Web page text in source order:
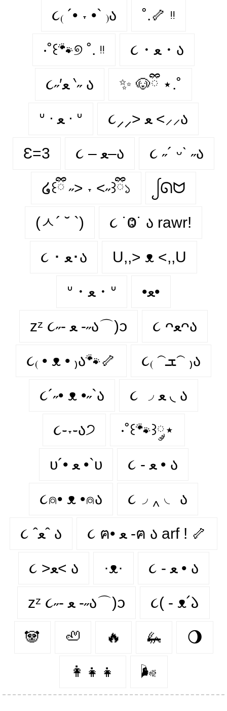
૮₍ ´• ˕ •` ₎ა ˚.🦴 ᵎᵎ
‧˚꒰🐾୭ ˚. ᵎᵎ ૮・ﻌ・ა
૮˶′ﻌ ‵˶ ა ✨ 🐶ྀི ⋆.˚
ᐡ ᐧ ﻌ ᐧ ᐡ ૮⸝⸝> ﻌ <⸝⸝ა
Ɛ=3 ૮ – ﻌ–ა ૮ ˶´ ᵕˋ ˶ა
໒꒰ྀི ˶> ˕ <˶꒱ྀི১ ᩭᘏᗢ
(ㅅ´ ˘ `) ૮ ˙Ⱉ˙ ა rawr!
૮ ･ ﻌ･ა U,,> ᴥ <,,U
ᐡ・ﻌ・ᐡ •ﻌ•
zᶻ ૮˶- ﻌ -˶ა⌒)ᦱ ૮ ᴖﻌᴖა
૮₍ • ᴥ • ₎ა🐾🦴 ૮₍ 𝁽ܫ𝁽 ₎ა
૮´˶• ᴥ •˶`ა ૮ ◞ ﻌ ◟ ა
૮֊˕֊ა੭ ‧˚꒰🐾꒱༘⋆
υ´• ﻌ •`υ ૮ - ﻌ • ა
૮⍝• ᴥ •⍝ა ૮◞ ‸ ◟ ა
૮ ˆﻌˆ ა ૮ ฅ• ﻌ -ฅ ა arf ! 🦴
૮ >ﻌ< ა ·ᴥ· ૮ - ﻌ • ა⁩
zᶻ ૮˶- ﻌ -˶ა⌒)ᦱ ૮( - ᴥ՛𑁬
🐼 🦥 🔥 🦗 🌖
👩‍👧‍👧 🌬️